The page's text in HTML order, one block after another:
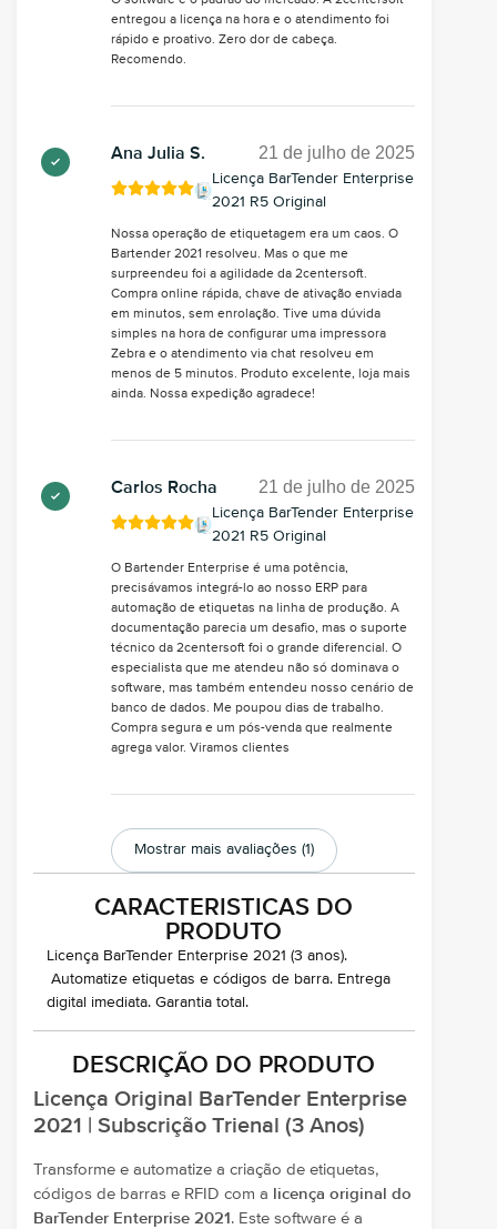
entregou a licença na hora e o atendimento foi
rápido e proativo. Zero dor de cabeça.
Recomendo.
Ana Julia S. 21 de julho de 2025
Licença BarTender Enterprise
2021 R5 Original
Nossa operação de etiquetagem era um caos. O
Bartender 2021 resolveu. Mas o que me
surpreendeu foi a agilidade da 2centersoft.
Compra online rápida, chave de ativação enviada
em minutos, sem enrolação. Tive uma dúvida
simples na hora de configurar uma impressora
Zebra e o atendimento via chat resolveu em
menos de 5 minutos. Produto excelente, loja mais
ainda. Nossa expedição agradece!
Carlos Rocha 21 de julho de 2025
Licença BarTender Enterprise
2021 R5 Original
O Bartender Enterprise é uma potência,
precisávamos integrá-lo ao nosso ERP para
automação de etiquetas na linha de produção. A
documentação parecia um desafio, mas o suporte
técnico da 2centersoft foi o grande diferencial. O
especialista que me atendeu não só dominava o
software, mas também entendeu nosso cenário de
banco de dados. Me poupou dias de trabalho.
Compra segura e um pós-venda que realmente
agrega valor. Viramos clientes
Mostrar mais avaliações (1)
CARACTERISTICAS DO
PRODUTO
Licença BarTender Enterprise 2021 (3 anos).
Automatize etiquetas e códigos de barra. Entrega
digital imediata. Garantia total.
DESCRIÇÃO DO PRODUTO
Licença Original BarTender Enterprise
2021 | Subscrição Trienal (3 Anos)
Transforme e automatize a criação de etiquetas,
códigos de barras e RFID com a
licença original do
BarTender Enterprise 2021 . Este software é a